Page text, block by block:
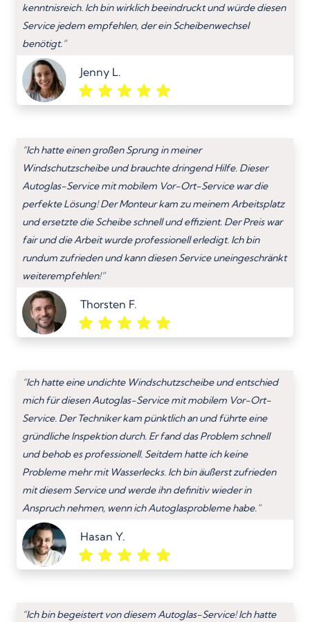
kenntnisreich. Ich bin wirklich beeindruckt und würde diesen
Service jedem empfehlen, der ein Scheibenwechsel
benötigt.”
Jenny L.
“Ich hatte einen großen Sprung in meiner
Windschutzscheibe und brauchte dringend Hilfe. Dieser
Autoglas-Service mit mobilem Vor-Ort-Service war die
perfekte Lösung! Der Monteur kam zu meinem Arbeitsplatz
und ersetzte die Scheibe schnell und effizient. Der Preis war
fair und die Arbeit wurde professionell erledigt. Ich bin
rundum zufrieden und kann diesen Service uneingeschränkt
weiterempfehlen!”
Thorsten F.
“Ich hatte eine undichte Windschutzscheibe und entschied
mich für diesen Autoglas-Service mit mobilem Vor-Ort-
Service. Der Techniker kam pünktlich an und führte eine
gründliche Inspektion durch. Er fand das Problem schnell
und behob es professionell. Seitdem hatte ich keine
Probleme mehr mit Wasserlecks. Ich bin äußerst zufrieden
mit diesem Service und werde ihn definitiv wieder in
Anspruch nehmen, wenn ich Autoglasprobleme habe.”
Hasan Y.
“Ich bin begeistert von diesem Autoglas-Service! Ich hatte